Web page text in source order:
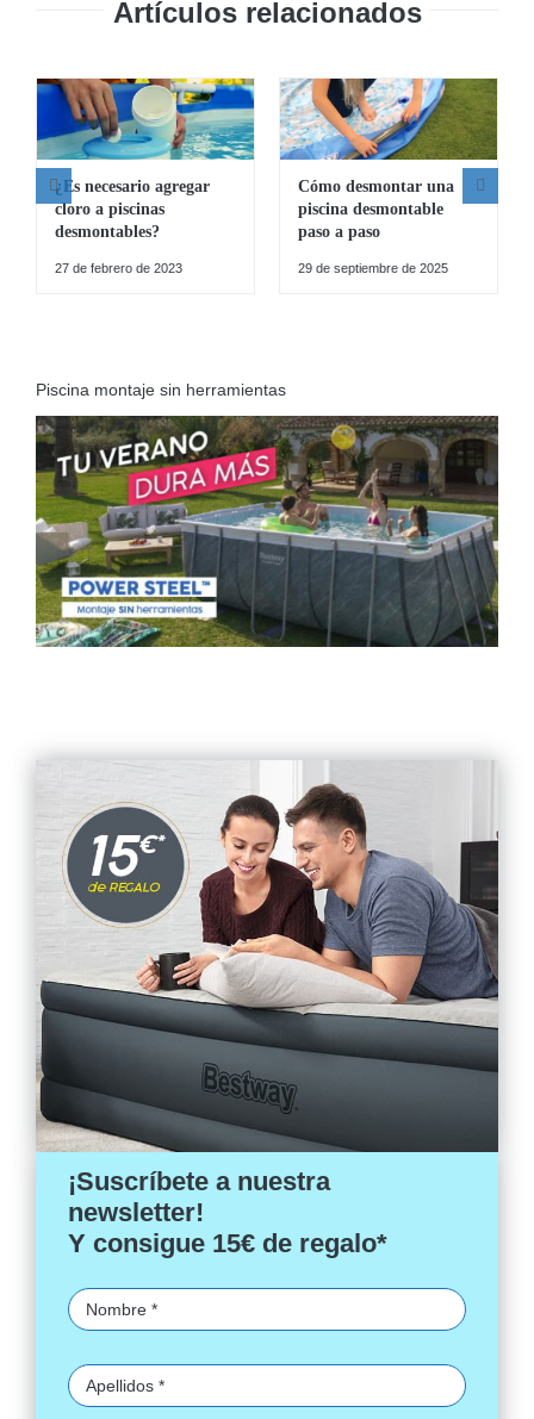
Artículos relacionados
¿Es necesario agregar
cloro a piscinas
desmontables?
27 de febrero de 2023
Cómo desmontar una
piscina desmontable
paso a paso
29 de septiembre de 2025
Piscina montaje sin herramientas
¡Suscríbete a nuestra
newsletter!
Y consigue 15€ de regalo*